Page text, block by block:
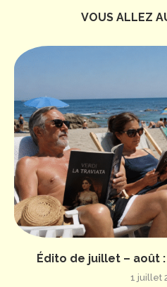
VOUS ALLEZ
Édito de juillet – août
1 juillet